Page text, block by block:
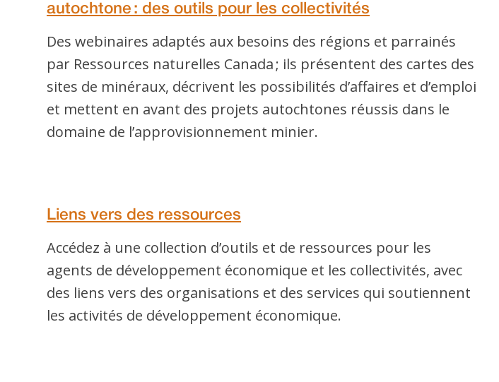
autochtone : des outils pour les collectivités
Des webinaires adaptés aux besoins des régions et parrainés
par Ressources naturelles Canada ; ils présentent des cartes des
sites de minéraux, décrivent les possibilités d’affaires et d’emploi
et mettent en avant des projets autochtones réussis dans le
domaine de l’approvisionnement minier.
Liens vers des ressources
Accédez à une collection d’outils et de ressources pour les
agents de développement économique et les collectivités, avec
des liens vers des organisations et des services qui soutiennent
les activités de développement économique.